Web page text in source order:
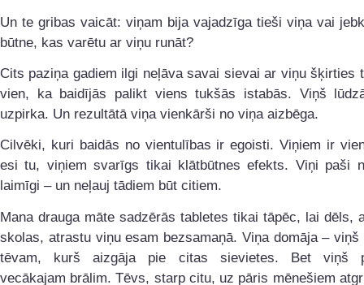
Un te gribas vaicāt: viņam bija vajadzīga tieši viņa vai
būtne, kas varētu ar viņu runāt?
Cits paziņa gadiem ilgi neļāva savai sievai ar viņu šķirties
vien, ka baidījās palikt viens tukšās istabās. Viņš
uzpirka. Un rezultātā viņa vienkārši no viņa aizbēga.
Cilvēki, kuri baidās no vientulības ir egoisti. Viņiem ir
esi tu, viņiem svarīgs tikai klātbūtnes efekts. Viņi paši
laimīgi – un neļauj tādiem būt citiem.
Mana drauga māte sadzērās tabletes tikai tāpēc, lai dēls,
skolas, atrastu viņu esam bezsamaņā. Viņa domāja –
tēvam, kurš aizgāja pie citas sievietes. Bet viņš
vecākajam brālim. Tēvs, starp citu, uz pāris mēnešiem